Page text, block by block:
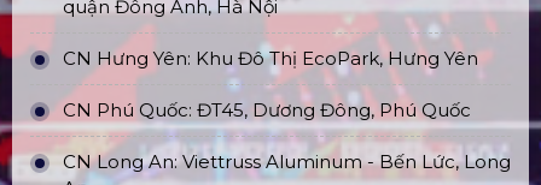
quận Đông Anh, Hà Nội
CN Hưng Yên: Khu Đô Thị EcoPark, Hưng Yên
CN Phú Quốc: ĐT45, Dương Đông, Phú Quốc
CN Long An: Viettruss Aluminum - Bến Lức, Long